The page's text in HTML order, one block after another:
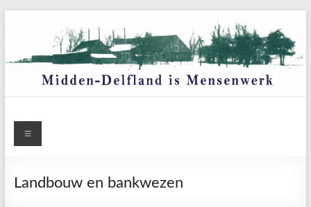
inhoud
Menu
Landbouw en bankwezen